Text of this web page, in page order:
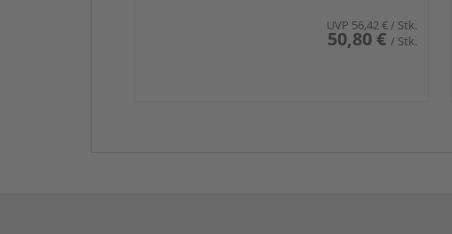
UVP 56,42 € / Stk.
50,80 € / Stk.